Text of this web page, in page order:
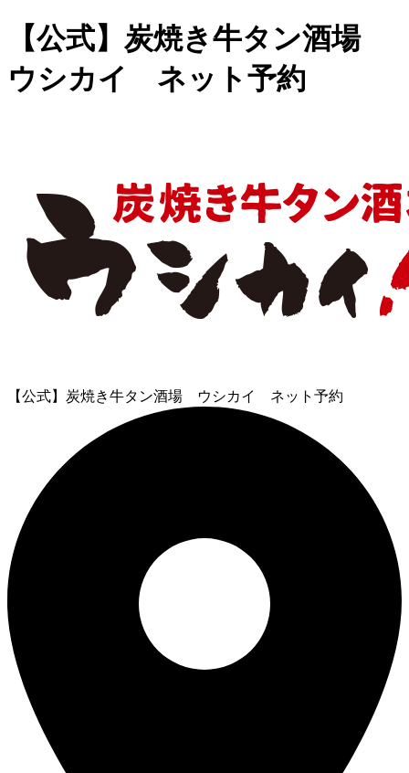
【公式】炭焼き牛タン酒場
ウシカイ ネット予約
【公式】炭焼き牛タン酒場 ウシカイ ネット予約